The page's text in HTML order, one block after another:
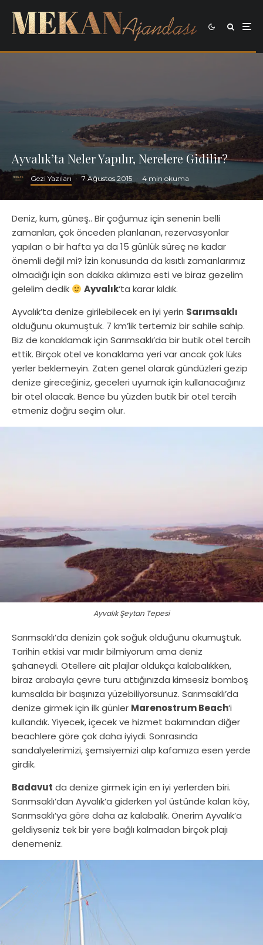
Ayvalık’ta Neler Yapılır, Nerelere Gidilir?
Gezi Yazıları · 7 Ağustos 2015 · 4 min okuma
Deniz, kum, güneş.. Bir çoğumuz için senenin belli
zamanları, çok önceden planlanan, rezervasyonlar
yapılan o bir hafta ya da 15 günlük süreç ne kadar
önemli değil mi? İzin konusunda da kısıtlı zamanlarımız
olmadığı için son dakika aklımıza esti ve biraz gezelim
gelelim dedik
Ayvalık‘ta karar kıldık.
Ayvalık’ta denize girilebilecek en iyi yerin Sarımsaklı
olduğunu okumuştuk. 7 km’lik tertemiz bir sahile sahip.
Biz de konaklamak için Sarımsaklı’da bir butik otel tercih
ettik. Birçok otel ve konaklama yeri var ancak çok lüks
yerler beklemeyin. Zaten genel olarak gündüzleri gezip
denize gireceğiniz, geceleri uyumak için kullanacağınız
bir otel olacak. Bence bu yüzden butik bir otel tercih
etmeniz doğru seçim olur.
Ayvalık Şeytan Tepesi
Sarımsaklı’da denizin çok soğuk olduğunu okumuştuk.
Tarihin etkisi var mıdır bilmiyorum ama deniz
şahaneydi. Otellere ait plajlar oldukça kalabalıkken,
biraz arabayla çevre turu attığınızda kimsesiz bomboş
kumsalda bir başınıza yüzebiliyorsunuz. Sarımsaklı’da
denize girmek için ilk günler Marenostrum Beach‘i
kullandık. Yiyecek, içecek ve hizmet bakımından diğer
beachlere göre çok daha iyiydi. Sonrasında
sandalyelerimizi, şemsiyemizi alıp kafamıza esen yerde
girdik.
Badavut da denize girmek için en iyi yerlerden biri.
Sarımsaklı’dan Ayvalık’a giderken yol üstünde kalan köy,
Sarımsaklı’ya göre daha az kalabalık. Önerim Ayvalık’a
geldiyseniz tek bir yere bağlı kalmadan birçok plajı
denemeniz.